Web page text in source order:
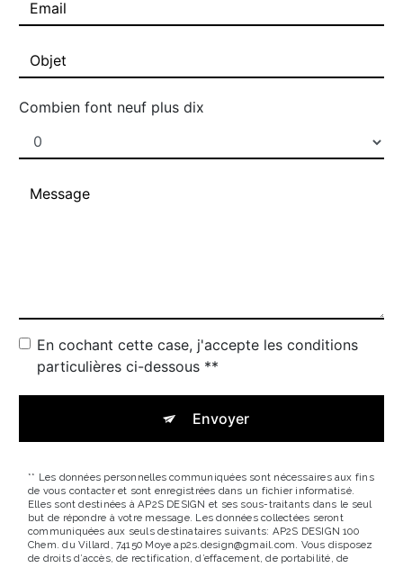
Combien font neuf plus dix
En cochant cette case, j'accepte les conditions
particulières ci-dessous **
Envoyer
** Les données personnelles communiquées sont nécessaires aux fins
de vous contacter et sont enregistrées dans un fichier informatisé.
Elles sont destinées à AP2S DESIGN et ses sous-traitants dans le seul
but de répondre à votre message. Les données collectées seront
communiquées aux seuls destinataires suivants: AP2S DESIGN 100
Chem. du Villard, 74150 Moye ap2s.design@gmail.com. Vous disposez
de droits d’accès, de rectification, d’effacement, de portabilité, de